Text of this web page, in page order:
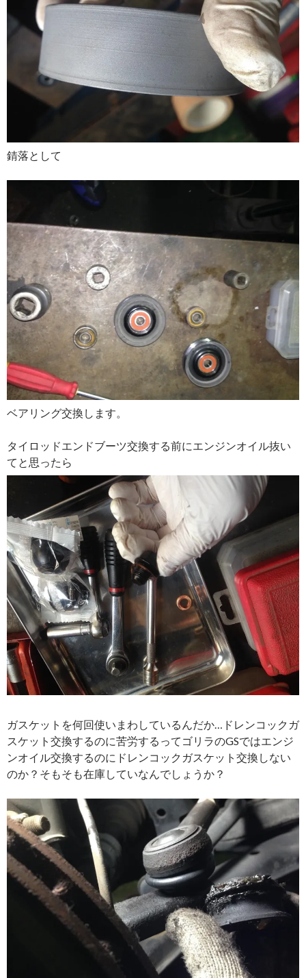
錆落として
ベアリング交換します。
タイロッドエンドブーツ交換する前にエンジンオイル抜い
てと思ったら
ガスケットを何回使いまわしているんだか…ドレンコックガ
スケット交換するのに苦労するってゴリラのGSではエンジ
ンオイル交換するのにドレンコックガスケット交換しない
のか？そもそも在庫していなんでしょうか？